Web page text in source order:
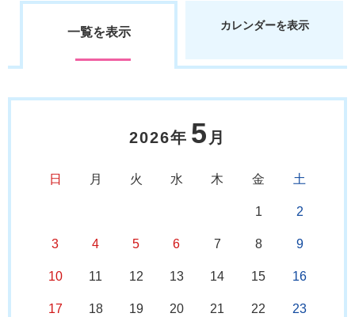
一覧を表示 カレンダーを表示
2026年 5 月
日 月 火 水 木 金 土
1 2
3 4 5 6 7 8 9
10 11 12 13 14 15 16
17 18 19 20 21 22 23